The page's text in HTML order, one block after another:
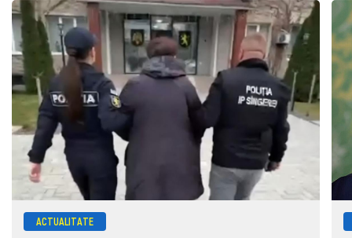
ACTUALITATE